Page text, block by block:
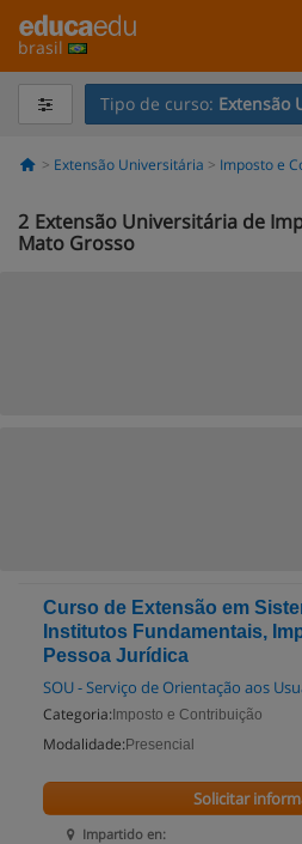
brasil
Tipo de curso: Extensão
Extensão Universitária Imposto e
2 Extensão Universitária de
Mato Grosso
Curso de Extensão em
Institutos Fundamentais,
Pessoa Jurídica
SOU - Serviço de Orientação aos
Categoria: Imposto e Contribuição
Modalidade: Presencial
Impartido en:
Solicitar